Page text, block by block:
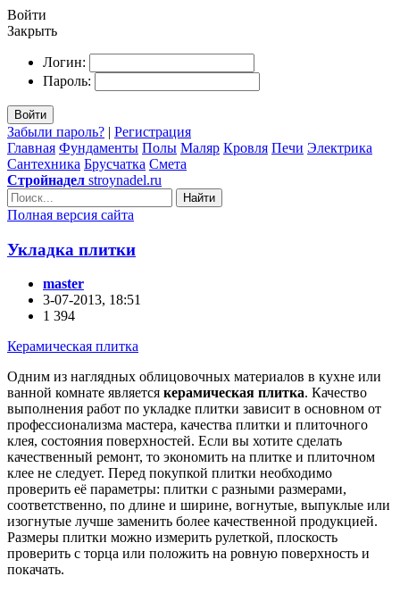
Войти
Закрыть
Логин:
Пароль:
Войти
Забыли пароль? | Регистрация
Главная Фундаменты Полы Маляр Кровля Печи Электрика
Сантехника Брусчатка Смета
Стройнадел stroynadel.ru
Найти
Полная версия сайта
Укладка плитки
master
3-07-2013, 18:51
1 394
Керамическая плитка
Одним из наглядных облицовочных материалов в кухне или
ванной комнате является керамическая плитка. Качество
выполнения работ по укладке плитки зависит в основном от
профессионализма мастера, качества плитки и плиточного
клея, состояния поверхностей. Если вы хотите сделать
качественный ремонт, то экономить на плитке и плиточном
клее не следует. Перед покупкой плитки необходимо
проверить её параметры: плитки с разными размерами,
соответственно, по длине и ширине, вогнутые, выпуклые или
изогнутые лучше заменить более качественной продукцией.
Размеры плитки можно измерить рулеткой, плоскость
проверить с торца или положить на ровную поверхность и
покачать.